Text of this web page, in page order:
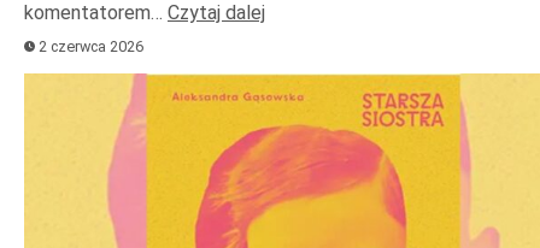
komentatorem… Czytaj dalej
2 czerwca 2026
Odtwarzacz
dźwiękowych